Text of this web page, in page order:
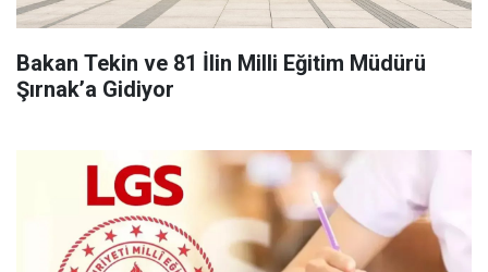
Bakan Tekin ve 81 İlin Milli Eğitim Müdürü
Şırnak’a Gidiyor